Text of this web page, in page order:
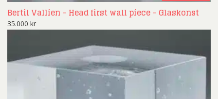
Bertil Vallien – Head first wall piece – Glaskonst
35.000 kr